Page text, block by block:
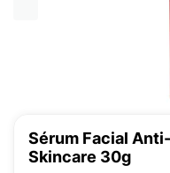
Sérum Facial
Skincare 30g